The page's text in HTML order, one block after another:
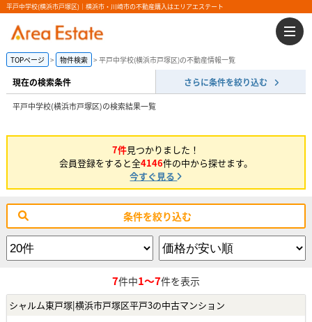
平戸中学校(横浜市戸塚区)｜横浜市・川崎市の不動産購入はエリアエステート
TOPページ 物件検索 平戸中学校(横浜市戸塚区)の不動産情報一覧
現在の検索条件 さらに条件を絞り込む
平戸中学校(横浜市戸塚区)の検索結果一覧
7件見つかりました！
会員登録をすると全4146件の中から探せます。
今すぐ見る
条件を絞り込む
7件中1～7件を表示
シャルム東戸塚|横浜市戸塚区平戸3の中古マンション